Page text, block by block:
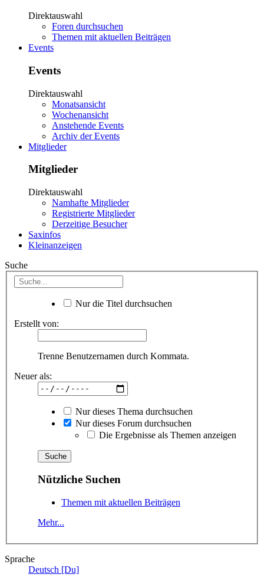
Direktauswahl
Foren durchsuchen
Themen mit aktuellen Beiträgen
Events
Events
Direktauswahl
Monatsansicht
Wochenansicht
Anstehende Events
Archiv der Events
Mitglieder
Mitglieder
Direktauswahl
Namhafte Mitglieder
Registrierte Mitglieder
Derzeitige Besucher
Saxinfos
Kleinanzeigen
Suche
Nur die Titel durchsuchen
Erstellt von:
Trenne Benutzernamen durch Kommata.
Neuer als:
Nur dieses Thema durchsuchen
Nur dieses Forum durchsuchen
Die Ergebnisse als Themen anzeigen
Nützliche Suchen
Themen mit aktuellen Beiträgen
Mehr...
Sprache
Deutsch [Du]